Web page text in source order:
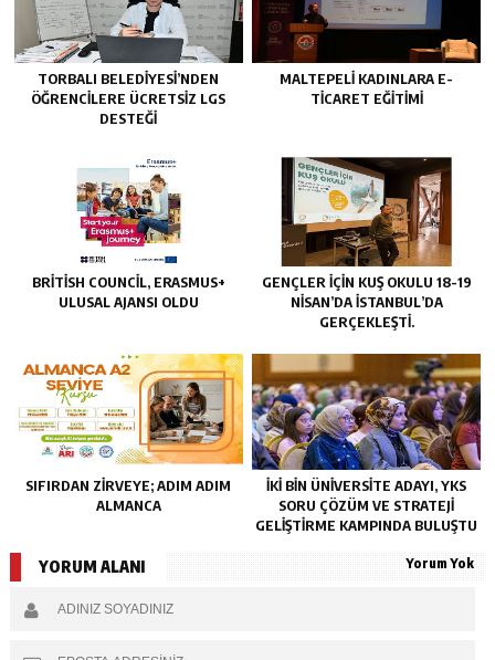
TORBALI BELEDIYESI’NDEN
ÖĞRENCILERE ÜCRETSIZ LGS
DESTEĞI
MALTEPELI KADINLARA E-
TICARET EĞITIMI
BRITISH COUNCIL, ERASMUS+
ULUSAL AJANSI OLDU
GENÇLER IÇIN KUŞ OKULU 18-19
NISAN’DA İSTANBUL’DA
GERÇEKLEŞTI.
SIFIRDAN ZIRVEYE; ADIM ADIM
ALMANCA
İKI BIN ÜNIVERSITE ADAYI, YKS
SORU ÇÖZÜM VE STRATEJI
GELIŞTIRME KAMPINDA BULUŞTU
YORUM ALANI Yorum Yok